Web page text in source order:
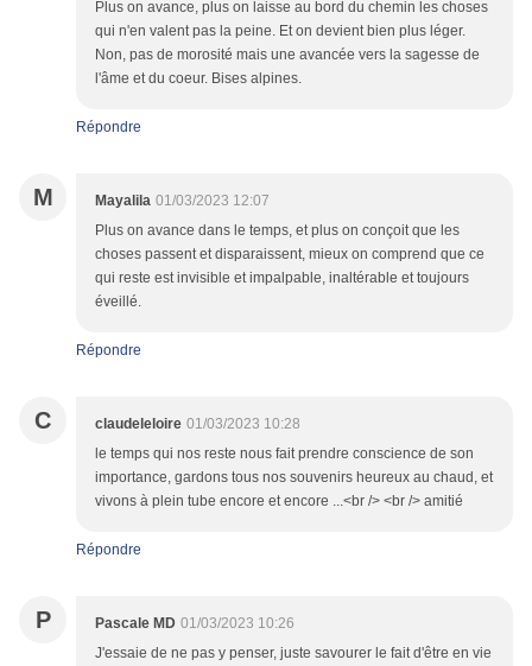
Plus on avance, plus on laisse au bord du chemin les choses
qui n'en valent pas la peine. Et on devient bien plus léger.
Non, pas de morosité mais une avancée vers la sagesse de
l'âme et du coeur. Bises alpines.
Répondre
M Mayalila 01/03/2023 12:07
Plus on avance dans le temps, et plus on conçoit que les
choses passent et disparaissent, mieux on comprend que ce
qui reste est invisible et impalpable, inaltérable et toujours
éveillé.
Répondre
C claudeleloire 01/03/2023 10:28
le temps qui nos reste nous fait prendre conscience de son
importance, gardons tous nos souvenirs heureux au chaud, et
vivons à plein tube encore et encore ...<br /> <br /> amitié
Répondre
P Pascale MD 01/03/2023 10:26
J'essaie de ne pas y penser, juste savourer le fait d'être en vie